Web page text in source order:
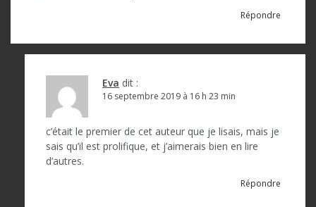
Répondre
Eva dit :
16 septembre 2019 à 16 h 23 min
c’était le premier de cet auteur que je lisais, mais je
sais qu’il est prolifique, et j’aimerais bien en lire
d’autres.
Répondre